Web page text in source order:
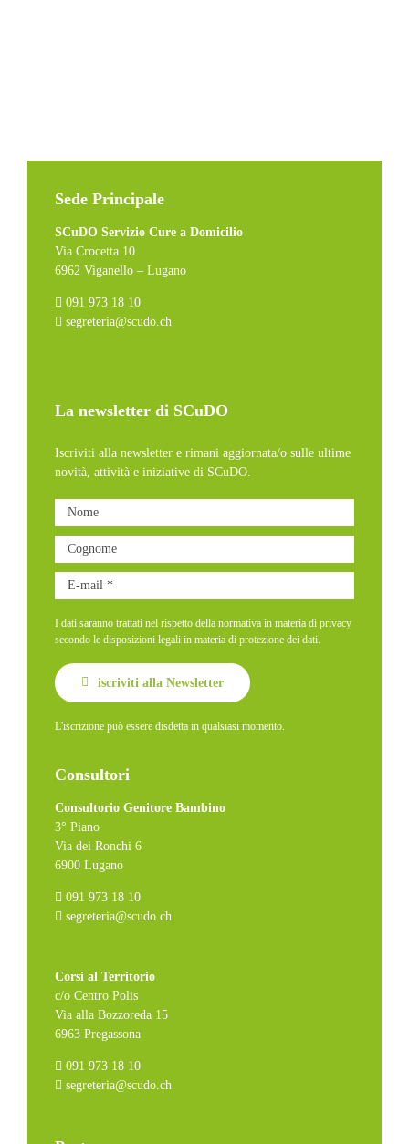
Sede Principale
SCuDO Servizio Cure a Domicilio
Via Crocetta 10
6962 Viganello – Lugano
091 973 18 10
segreteria@scudo.ch
La newsletter di SCuDO
Iscriviti alla newsletter e rimani aggiornata/o sulle ultime
novità, attività e iniziative di SCuDO.
I dati saranno trattati nel rispetto della normativa in materia di privacy
secondo le disposizioni legali in materia di protezione dei dati.
iscriviti alla Newsletter
L'iscrizione può essere disdetta in qualsiasi momento.
Consultori
Consultorio Genitore Bambino
3° Piano
Via dei Ronchi 6
6900 Lugano
091 973 18 10
segreteria@scudo.ch
Corsi al Territorio
c/o Centro Polis
Via alla Bozzoreda 15
6963 Pregassona
091 973 18 10
segreteria@scudo.ch